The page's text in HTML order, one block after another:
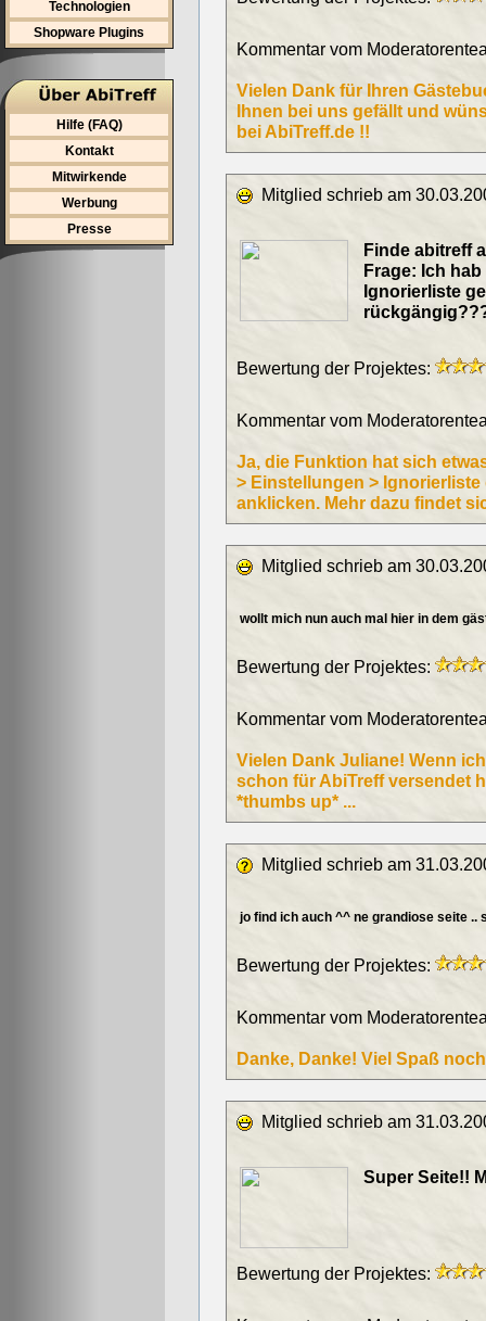
Technologien
Shopware Plugins
Hilfe (FAQ)
Kontakt
Mitwirkende
Werbung
Presse
Kommentar vom
Vielen Dank für Ihren
Ihnen bei uns gefällt und
bei AbiTreff.de !!
Mitglied schrieb am
Finde abitreff
Frage: Ich
Ignorierliste
Bewertung der Projektes:
Kommentar vom
Ja, die Funktion hat sich
> Einstellungen >
anklicken. Mehr dazu findet
Mitglied schrieb am
wollt mich nun auch mal hier in dem
Bewertung der Projektes:
Kommentar vom
Vielen Dank Juliane! Wenn
schon für AbiTreff versendet
*thumbs up* ...
Mitglied schrieb am
jo find ich auch ^^ ne grandiose seite ..
Bewertung der Projektes:
Kommentar vom
Danke, Danke! Viel Spaß
Mitglied schrieb am
Super Seite!!
Bewertung der Projektes: